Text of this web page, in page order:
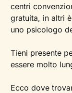
centri
gratuita, in altri
uno psicologo
Tieni presente
essere molto
Ecco dove